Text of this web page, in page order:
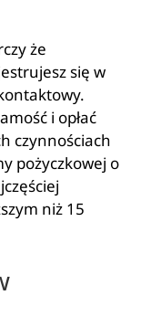
że
się w
i opłać
czynnościach
pożyczkowej o
niż 15